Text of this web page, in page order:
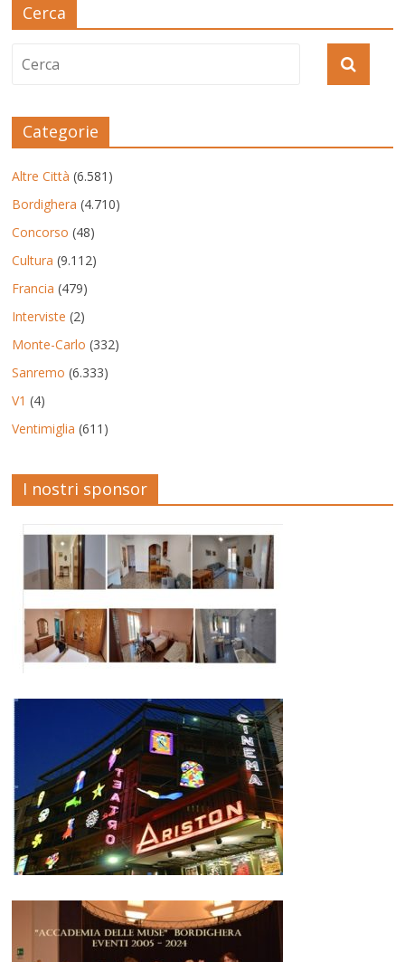
Cerca
Categorie
Altre Città (6.581)
Bordighera (4.710)
Concorso (48)
Cultura (9.112)
Francia (479)
Interviste (2)
Monte-Carlo (332)
Sanremo (6.333)
V1 (4)
Ventimiglia (611)
I nostri sponsor